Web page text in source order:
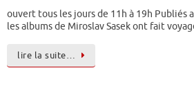
ouvert tous les jours de 11h à 19h Publiés
les albums de Miroslav Sasek ont fait
lire la suite…